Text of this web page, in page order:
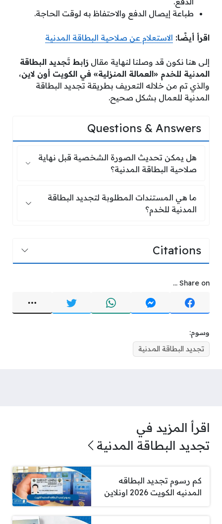
طباعة إيصال الدفع والاحتفاظ به لوقت الحاجة.
اقرأ أيضًا: الاستعلام عن صلاحية البطاقة المدنية
إلى هنا نكون قد وصلنا لنهاية مقال رَابط تَجديد البطاقة
المدنية للخدم «العمالة المنزلية» في الكويت أون لاين،
والذي تم من خلاله التعريف بطريقة تجديد البطاقة
المدنية للعمال بشكل صحيح.
Questions & Answers
هل يمكن تحديث الصورة الشخصية قبل
هل يمكن تحديث الصورة الشخصية قبل نهاية
صلاحية البطاقة المدنية؟
ما هي المستندات المطلوبة لتجديد
ما هي المستندات المطلوبة لتجديد البطاقة
المدنية للخدم؟
Citations
Share on ...
وسوم:
تجديد البطاقة المدنية
اقرأ المزيد في
تجديد البطاقة المدنية
كم رسوم تجديد البطاقه
المدنيه الكويت 2026 اونلاين